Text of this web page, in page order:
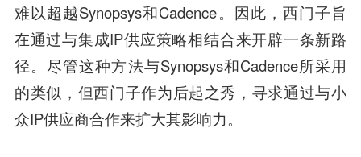
难以超越Synopsys和Cadence。因此，西门子旨
在通过与集成IP供应策略相结合来开辟一条新路
径。尽管这种方法与Synopsys和Cadence所采用
的类似，但西门子作为后起之秀，寻求通过与小
众IP供应商合作来扩大其影响力。